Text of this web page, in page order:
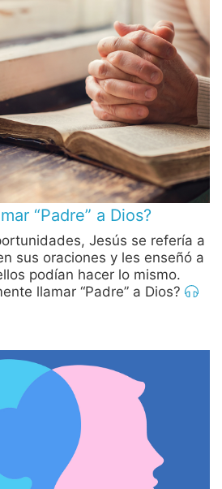
“Padre” a Dios?
Jesús se refería a
sus oraciones y les enseñó a
podían hacer lo mismo.
llamar “Padre” a Dios?